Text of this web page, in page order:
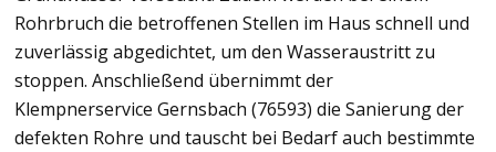
Rohrbruch die betroffenen Stellen im Haus schnell und
zuverlässig abgedichtet, um den Wasseraustritt zu
stoppen. Anschließend übernimmt der
Klempnerservice Gernsbach (76593) die Sanierung der
defekten Rohre und tauscht bei Bedarf auch bestimmte